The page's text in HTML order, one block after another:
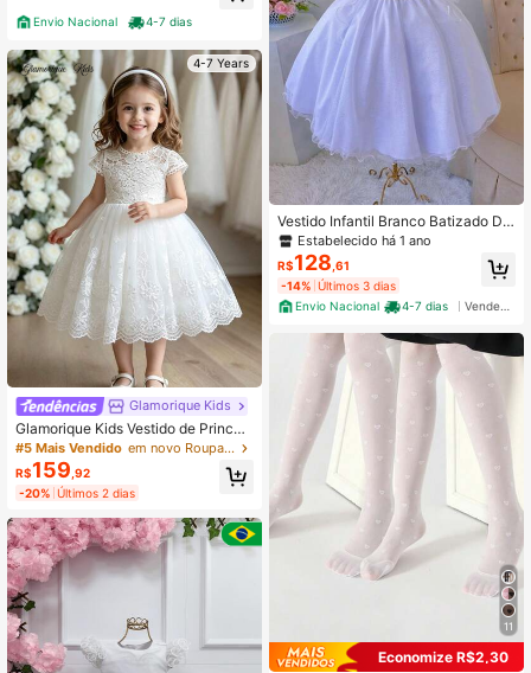
Envio Nacional 4-7 dias
4-7 Years
Glamorique Kids
Glamorique Kids Vestido de Princes
a de Tule Branco para Meninas, Ves
tido para Meninas, Vestido de Festa
para Cerimônia de Formatura, Roup
as Infantis, Vestido de Dama de Hon
#5 Mais Vendido em novo Roupas de festa para meninas
R$159 ,92
-20% Últimos 2 dias
Vestido Infantil Branco Batizado Da
minha Festa Luxo Cinto + Brilho
Estabelecido há 1 ano
R$128 ,61
-14% Últimos 3 dias
Envio Nacional
4-7 dias
11
Economize R$2,30